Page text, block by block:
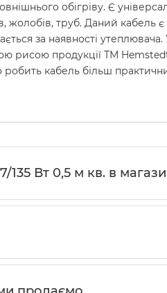
обігріву. Є
жолобів, труб. Даний
за наявності
рисою продукції ТМ
робить кабель більш
Вт 0,5 м кв. в